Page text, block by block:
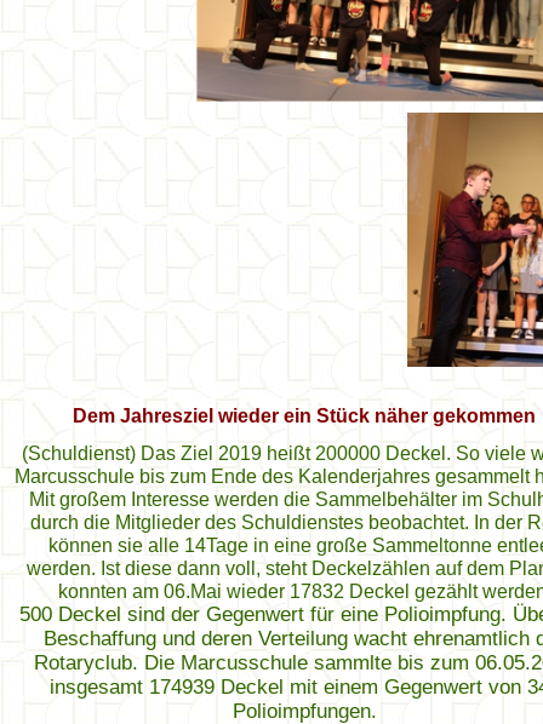
Dem Jahresziel wieder ein Stück näher gekommen
(Schuldienst) Das Ziel 2019 heißt 200000 Deckel. So viele
Marcusschule bis zum Ende des Kalenderjahres gesammelt
Mit großem Interesse werden die Sammelbehälter im
durch die Mitglieder des Schuldienstes beobachtet. In der
können sie alle 14Tage in eine große Sammeltonne
werden. Ist diese dann voll, steht Deckelzählen auf dem
konnten am 06.Mai wieder 17832 Deckel gezählt
500 Deckel sind der Gegenwert für eine Polioimpfung.
Beschaffung und deren Verteilung wacht ehrenamtlich
Rotaryclub. Die Marcusschule sammlte bis zum
insgesamt 174939 Deckel mit einem Gegenwert von
Polioimpfungen.